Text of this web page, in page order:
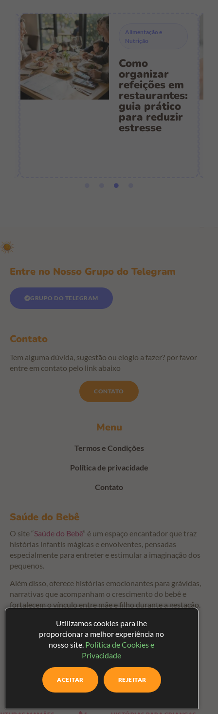
Alimentação e
Nutrição
Como
organizar
refeições em
restaurantes:
guia prático
para reduzir
estresse
Saúde do Bebê
O site “Saúde do Bebê” é um espaço encantador que traz
histórias infantis mágicas e envolventes, pensadas
especialmente para entreter e estimular a imaginação dos
pequenos.
Além disso, oferece histórias emocionantes para grávidas,
narrativas que acompanham o crescimento do bebê e
fortalecem o vínculo entre mãe e filho durante a gestação.
Cada história é uma jornada repleta de carinho, criando
momentos inesquecíveis para mamães e crianças.
É o lugar ideal para quem busca conteúdo especial, feito
com amor, para toda a família.
Menu
Termos e Condições
Política de privacidade
Contato
Entre no Nosso Grupo do Telegram
GRUPO DO TELEGRAM
Contato
Tem alguma dúvida, sugestão ou elogio a fazer? por favor
entre em contato pelo link abaixo
CONTATO
Utilizamos cookies para lhe
proporcionar a melhor experiência no
nosso site. Política de Cookies e
Privacidade
ACEITAR REJEITAR